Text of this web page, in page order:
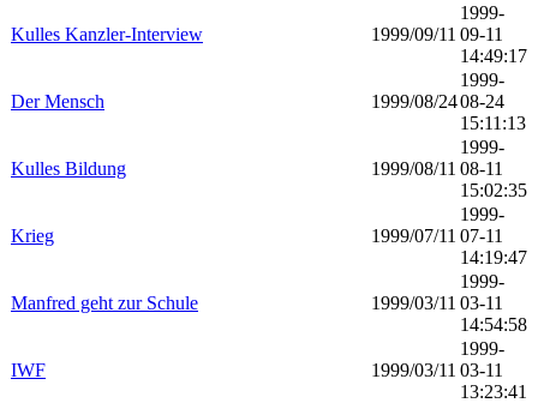
Kulles Kanzler-Interview 1999/09/11
1999-
09-11
14:49:17
Der Mensch 1999/08/24
1999-
08-24
15:11:13
Kulles Bildung 1999/08/11
1999-
08-11
15:02:35
Krieg 1999/07/11
1999-
07-11
14:19:47
Manfred geht zur Schule 1999/03/11
1999-
03-11
14:54:58
IWF 1999/03/11
1999-
03-11
13:23:41